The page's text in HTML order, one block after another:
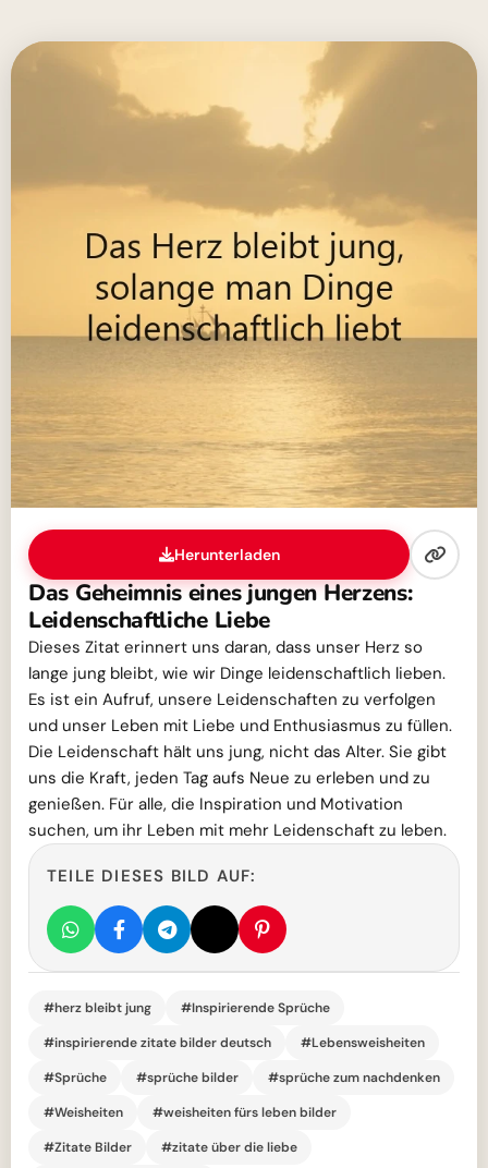
Herunterladen
Das Geheimnis eines jungen Herzens:
Leidenschaftliche Liebe
Dieses Zitat erinnert uns daran, dass unser Herz so
lange jung bleibt, wie wir Dinge leidenschaftlich lieben.
Es ist ein Aufruf, unsere Leidenschaften zu verfolgen
und unser Leben mit Liebe und Enthusiasmus zu füllen.
Die Leidenschaft hält uns jung, nicht das Alter. Sie gibt
uns die Kraft, jeden Tag aufs Neue zu erleben und zu
genießen. Für alle, die Inspiration und Motivation
suchen, um ihr Leben mit mehr Leidenschaft zu leben.
TEILE DIESES BILD AUF:
#herz bleibt jung
#Inspirierende Sprüche
#inspirierende zitate bilder deutsch
#Lebensweisheiten
#Sprüche
#sprüche bilder
#sprüche zum nachdenken
#Weisheiten
#weisheiten fürs leben bilder
#Zitate Bilder
#zitate über die liebe